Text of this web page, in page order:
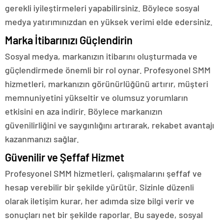
gerekli iyileştirmeleri yapabilirsiniz. Böylece sosyal
medya yatırımınızdan en yüksek verimi elde edersiniz.
Marka İtibarınızı Güçlendirin
Sosyal medya, markanızın itibarını oluşturmada ve
güçlendirmede önemli bir rol oynar. Profesyonel SMM
hizmetleri, markanızın görünürlüğünü artırır, müşteri
memnuniyetini yükseltir ve olumsuz yorumların
etkisini en aza indirir. Böylece markanızın
güvenilirliğini ve saygınlığını artırarak, rekabet avantajı
kazanmanızı sağlar.
Güvenilir ve Şeffaf Hizmet
Profesyonel SMM hizmetleri, çalışmalarını şeffaf ve
hesap verebilir bir şekilde yürütür. Sizinle düzenli
olarak iletişim kurar, her adımda size bilgi verir ve
sonuçları net bir şekilde raporlar. Bu sayede, sosyal